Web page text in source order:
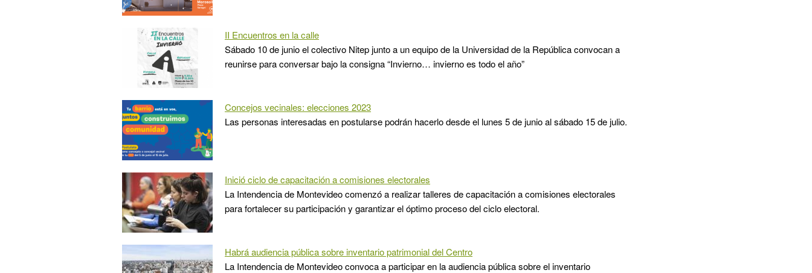
II Encuentros en la calle
Sábado 10 de junio el colectivo Nitep junto a un equipo de la Universidad de la República convocan a
reunirse para conversar bajo la consigna “Invierno… invierno es todo el año”
Concejos vecinales: elecciones 2023
Las personas interesadas en postularse podrán hacerlo desde el lunes 5 de junio al sábado 15 de julio.
Inició ciclo de capacitación a comisiones electorales
La Intendencia de Montevideo comenzó a realizar talleres de capacitación a comisiones electorales
para fortalecer su participación y garantizar el óptimo proceso del ciclo electoral.
Habrá audiencia pública sobre inventario patrimonial del Centro
La Intendencia de Montevideo convoca a participar en la audiencia pública sobre el inventario